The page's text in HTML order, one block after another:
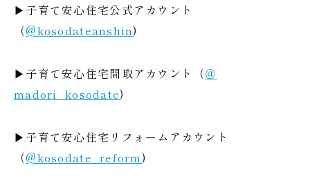
▶子育て安心住宅公式アカウント
（@kosodateanshin)
▶子育て安心住宅間取アカウント（＠
madori_kosodate)
▶子育て安心住宅リフォームアカウント
（@kosodate_reform)